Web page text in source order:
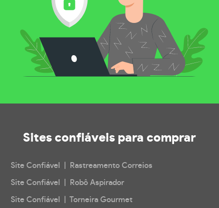
Sites confiáveis para comprar
Site Confiável | Rastreamento Correios
Site Confiável | Robô Aspirador
Site Confiável | Torneira Gourmet